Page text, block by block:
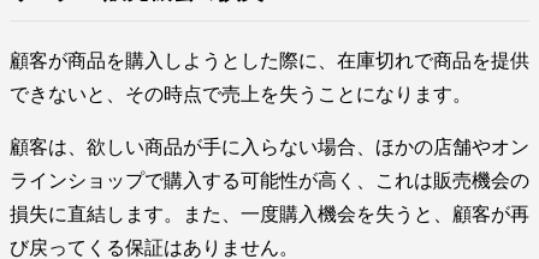
顧客が商品を購入しようとした際に、在庫切れで商品を提供
できないと、その時点で売上を失うことになります。
顧客は、欲しい商品が手に入らない場合、ほかの店舗やオン
ラインショップで購入する可能性が高く、これは販売機会の
損失に直結します。また、一度購入機会を失うと、顧客が再
び戻ってくる保証はありません。